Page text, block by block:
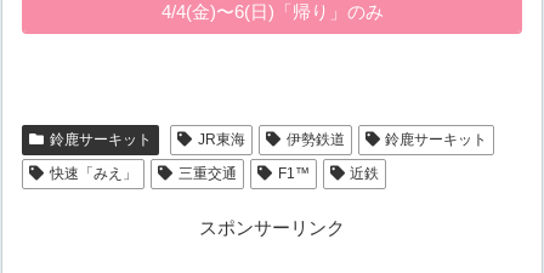
4/4(金)〜6(日)「帰り」のみ
鈴鹿サーキット JR東海 伊勢鉄道
鈴鹿サーキット
快速「みえ」
三重交通 F1™️ 近鉄
スポンサーリンク